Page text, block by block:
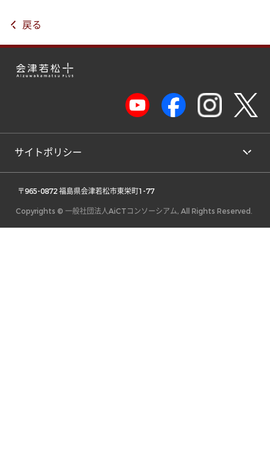
戻る
サイトポリシー
〒965-0872 福島県会津若松市東栄町1-77
Copyrights © 一般社団法人AiCTコンソーシアム, All Rights Reserved.